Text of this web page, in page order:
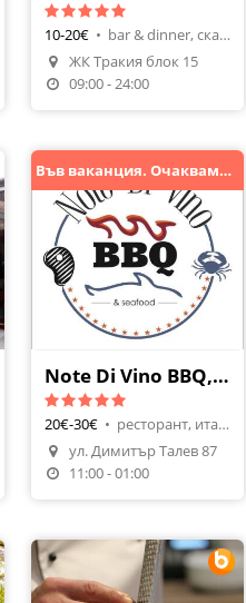
10-20€ •
bar & dinner, скара, барбекю
ЖК Тракия блок 15
09:00 - 24:00
Поръчай Храна
Във ваканция. Очакваме Ви на есен!
Note Di Vino BBQ, Pizza& Seafood
20€-30€ •
ресторант, италианска
ул. Димитър Талев 87
11:00 - 01:00